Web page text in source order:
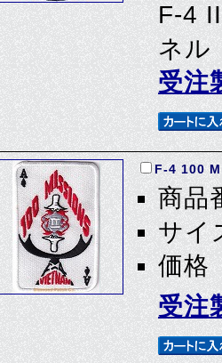
F-4
ネル
受注
F-4 100
商品
サイ
価格
受注